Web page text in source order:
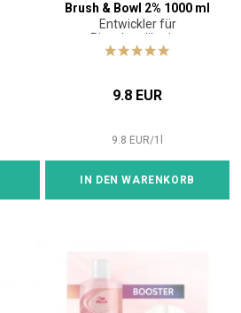
Brush & Bowl 2% 1000 ml
Entwickler für
Pinselapplikation
9.8 EUR
9.8 EUR/1
IN DEN WARENKORB